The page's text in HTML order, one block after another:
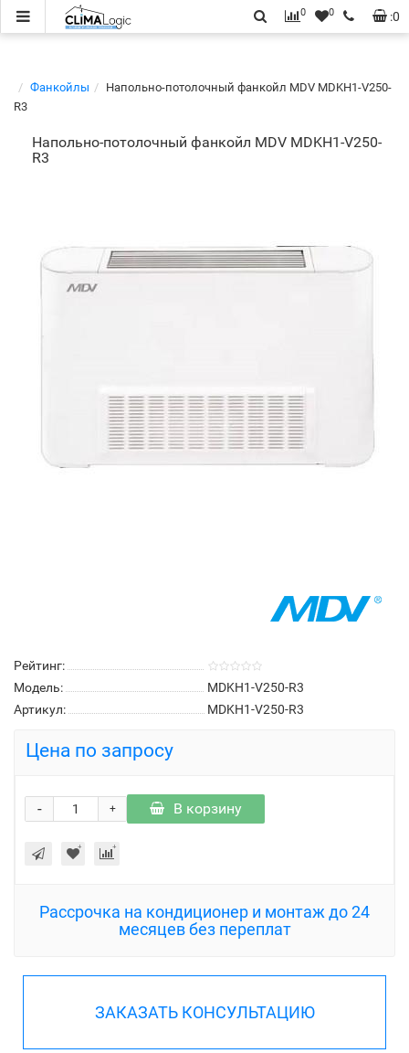
:0
0 0
Фанкойлы
Напольно-потолочный фанкойл MDV MDKH1-V250-
R3
Напольно-потолочный фанкойл MDV MDKH1-V250-
R3
Рейтинг:
Модель:
MDKH1-V250-R3
Артикул:
MDKH1-V250-R3
Цена по запросу
+
- В корзину
Рассрочка на кондиционер и монтаж до 24
месяцев без переплат
ЗАКАЗАТЬ КОНСУЛЬТАЦИЮ